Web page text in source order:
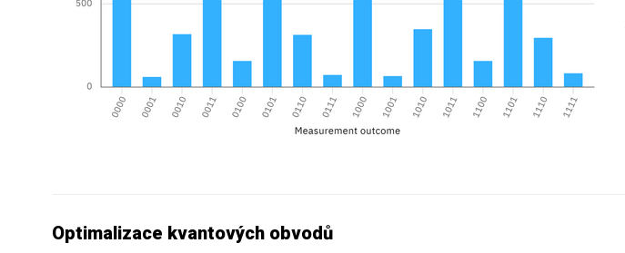
Optimalizace kvantových obvodů